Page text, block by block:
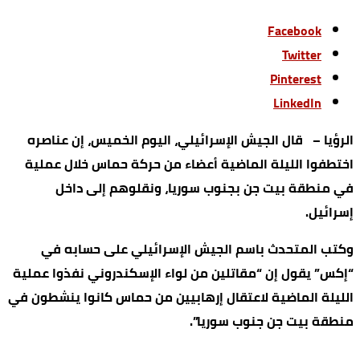
Facebook
Twitter
Pinterest
LinkedIn
الرؤيا – قال الجيش الإسرائيلي، اليوم الخميس، إن عناصره
اختطفوا الليلة الماضية أعضاء من حركة حماس خلال عملية
في منطقة بيت جن بجنوب سوريا، ونقلوهم إلى داخل
إسرائيل.
وكتب المتحدث باسم الجيش الإسرائيلي على حسابه في
“إكس” يقول إن “مقاتلين من لواء الإسكندروني نفذوا عملية
الليلة الماضية لاعتقال إرهابيين من حماس كانوا ينشطون في
منطقة بيت جن جنوب سوريا”.